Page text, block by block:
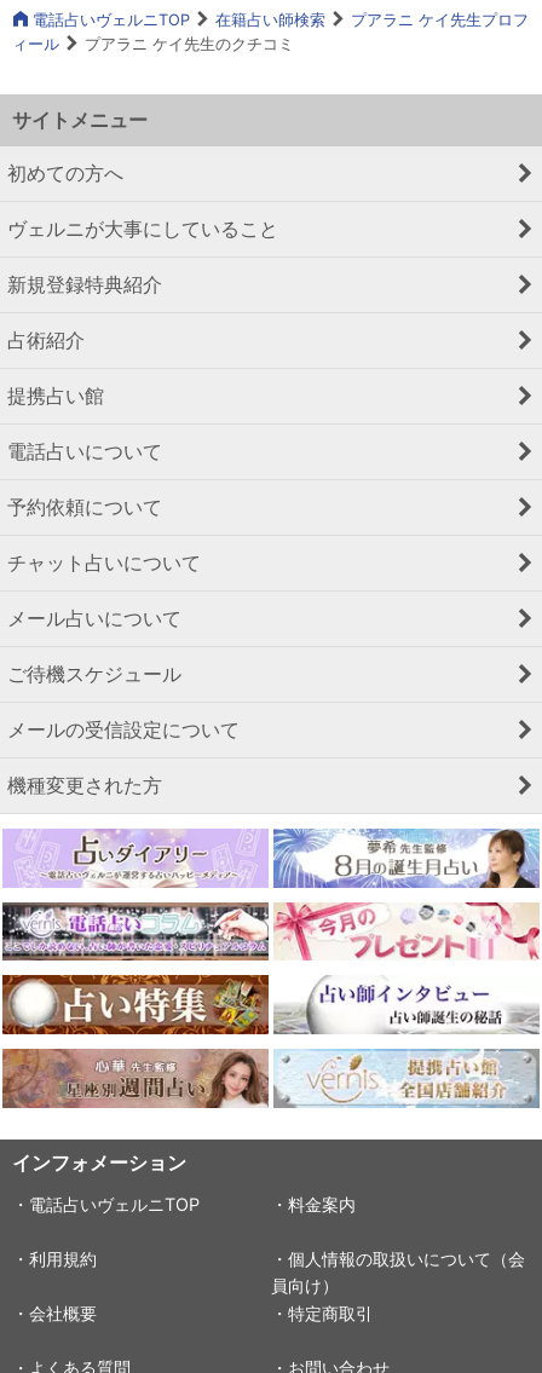
電話占いヴェルニTOP 在籍占い師検索
プアラニ ケイ先生プロフ
ィール
プアラニ ケイ先生のクチコミ
サイトメニュー
初めての方へ
ヴェルニが大事にしていること
新規登録特典紹介
占術紹介
提携占い館
電話占いについて
予約依頼について
チャット占いについて
メール占いについて
ご待機スケジュール
メールの受信設定について
機種変更された方
インフォメーション
・電話占いヴェルニTOP ・料金案内
・利用規約
・個人情報の取扱いについて（会
員向け）
・会社概要
・特定商取引
・よくある質問 ・お問い合わせ